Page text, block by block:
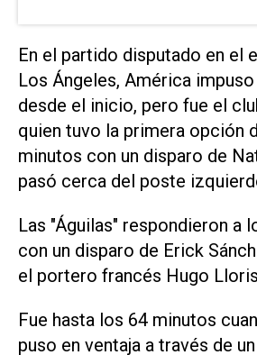
En el partido disputado en el
Los Ángeles, América
desde el inicio, pero fue el
quien tuvo la primera opción
minutos con un disparo de
pasó cerca del poste
Las "Águilas" respondieron a
con un disparo de Erick
el portero francés Hugo
Fue hasta los 64 minutos
puso en ventaja a través de